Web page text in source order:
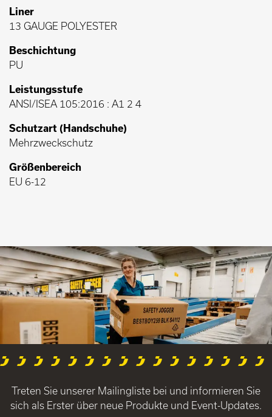
Liner
13 GAUGE POLYESTER
Beschichtung
PU
Leistungsstufe
ANSI/ISEA 105:2016 : A1 2 4
Schutzart (Handschuhe)
Mehrzweckschutz
Größenbereich
EU 6-12
Treten Sie unserer Mailingliste bei und informieren Sie
sich als Erster über neue Produkte und Event-Updates.